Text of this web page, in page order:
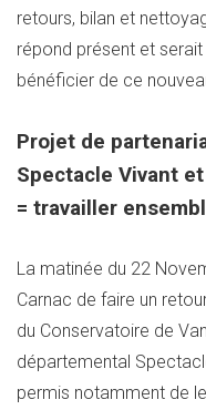
retours, bilan et
répond présent et
bénéficier de ce
Projet de
Spectacle Vivant
= travailler
La matinée du 22
Carnac de faire un
du Conservatoire de
départemental
permis notamment de